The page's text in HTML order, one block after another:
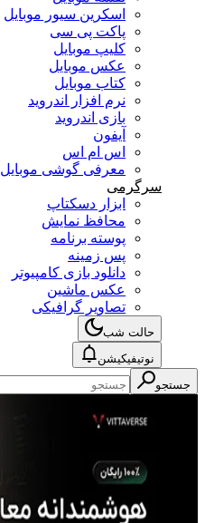
اسکرین سیور موبایل
پاکت پی سی
کلیپ موبایل
عکس موبایل
کتاب موبایل
نرم افزار اندروید
بازی اندروید
آیفون
اس ام اس
معرفی گوشی موبایل
سرگرمی
ابزار دسکتاپ
محافظ نمایش
پوسته برنامه
پس زمینه
دانلود بازی کامپیوتر
عکس ماشین
تصاویر گرافیکی
حالت شب
نوتیفیکیشن
جستجو